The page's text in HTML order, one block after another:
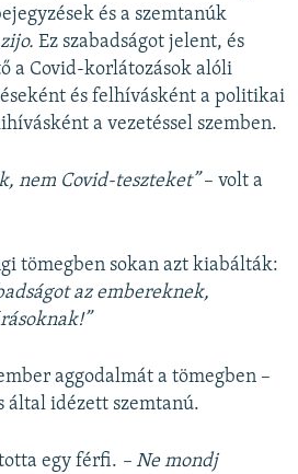
és a szemtanúk
zijo. Ez szabadságot jelent, és
a Covid-korlátozások alóli
és felhívásként a politikai
a vezetéssel szemben.
nem Covid-teszteket”– volt a
tömegben sokan azt kiabálták:
az embereknek,
aggodalmát a tömegben –
által idézett szemtanú.
egy férfi. – Ne mondj